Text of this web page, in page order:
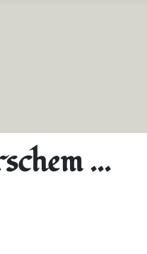
...